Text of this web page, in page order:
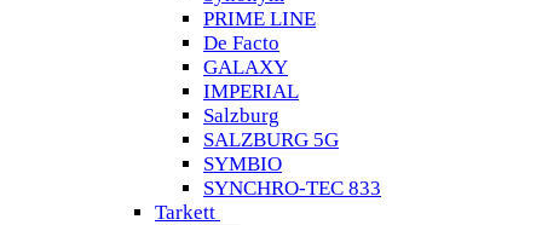
PRIME LINE
De Facto
GALAXY
IMPERIAL
Salzburg
SALZBURG 5G
SYMBIO
SYNCHRO-TEC 833
Tarkett